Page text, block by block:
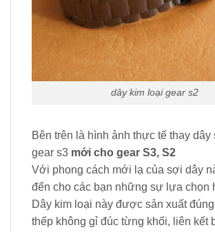
dây kim loại gear s2
Bên trên là hình ảnh thực tế thay dây
gear s3 mới cho gear S3, S2
Với phong cách mới lạ của sợi dây
đến cho các bạn những sự lựa chọn
Dây kim loại này được sản xuất
thếp không gỉ đúc từng khối, liên kết